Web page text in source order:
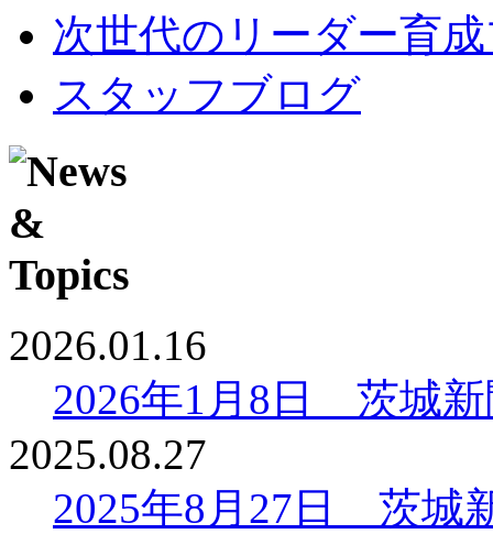
次世代のリーダー育
スタッフブログ
2026.01.16
2026年1月8日 茨城
2025.08.27
2025年8月27日 茨城